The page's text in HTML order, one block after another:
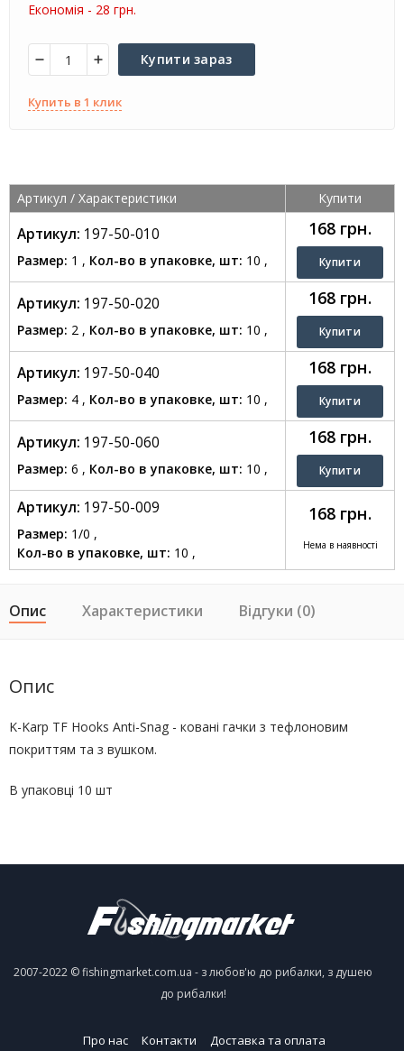
Економія - 28 грн.
Купити зараз
Купить в 1 клик
Артикул / Характеристики Купити
Артикул: 197-50-010
Размер: 1 , Кол-во в упаковке, шт: 10 ,
168 грн.
Артикул: 197-50-020
Размер: 2 , Кол-во в упаковке, шт: 10 ,
168 грн.
Артикул: 197-50-040
Размер: 4 , Кол-во в упаковке, шт: 10 ,
168 грн.
Артикул: 197-50-060
Размер: 6 , Кол-во в упаковке, шт: 10 ,
168 грн.
Артикул: 197-50-009
Размер: 1/0 ,
Кол-во в упаковке, шт: 10 ,
168 грн.
Нема в наявності
Опис Характеристики Відгуки (0)
Опис
K-Karp TF Hooks Anti-Snag - ковані гачки з тефлоновим
покриттям та з вушком.
В упаковці 10 шт
2007-2022 © fishingmarket.com.ua - з любов'ю до рибалки, з душею
до рибалки!
Про нас Контакти Доставка та оплата